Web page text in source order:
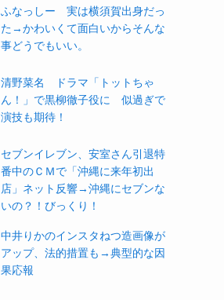
ふなっしー 実は横須賀出身だっ
た→かわいくて面白いからそんな
事どうでもいい。
清野菜名 ドラマ「トットちゃ
ん！」で黒柳徹子役に 似過ぎで
演技も期待！
セブンイレブン、安室さん引退特
番中のＣＭで「沖縄に来年初出
店」ネット反響→沖縄にセブンな
いの？！びっくり！
中井りかのインスタねつ造画像が
アップ、法的措置も→典型的な因
果応報